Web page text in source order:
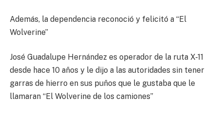
Además, la dependencia reconoció y felicitó a “El
Wolverine”
José Guadalupe Hernández es operador de la ruta X-11
desde hace 10 años y le dijo a las autoridades sin tener
garras de hierro en sus puños que le gustaba que le
llamaran “El Wolverine de los camiones”